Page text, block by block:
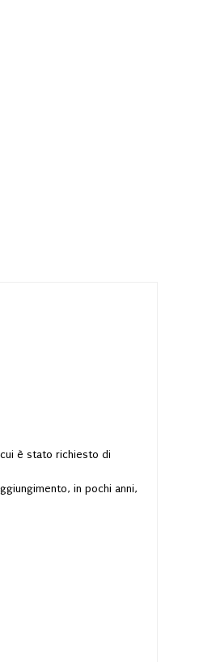
è stato richiesto di
in pochi anni,